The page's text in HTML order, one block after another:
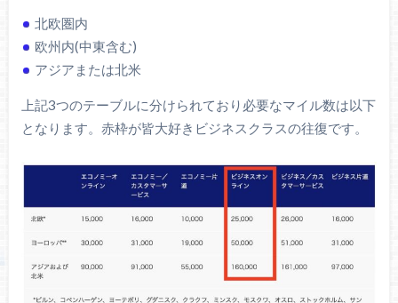
北欧圏内
欧州内(中東含む)
アジアまたは北米
上記3つのテーブルに分けられており必要なマイル数は以下
となります。赤枠が皆大好きビジネスクラスの往復です。